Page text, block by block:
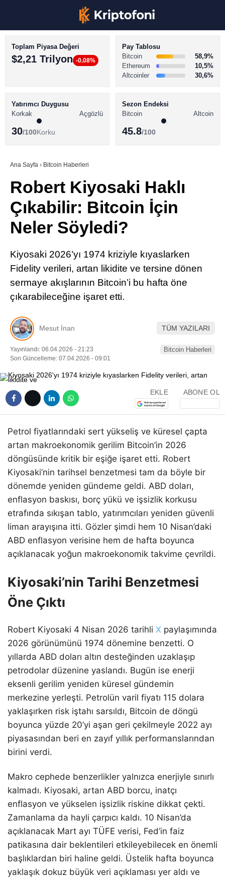
Youtube
TikTok
LinkedIn
BİTCOİN HABERLERİ
ALTCOİN HABERLERİ
SÖZLÜK
Toplam Piyasa Değeri
$2,21 Trilyon -0.08%
Pay Tablosu
Bitcoin
58,9%
Ethereum
10,5%
Altcoinler
30,6%
Yatırımcı Duygusu
Korkak
Açgözlü
30/100Korku
Sezon Endeksi
Bitcoin
Altcoin
45.8/100
Ana Sayfa › Bitcoin Haberleri
Robert Kiyosaki Haklı
Çıkabilir: Bitcoin İçin
Neler Söyledi?
Kiyosaki 2026’yı 1974 kriziyle kıyaslarken
Fidelity verileri, artan likidite ve tersine dönen
sermaye akışlarının Bitcoin’i bu hafta öne
çıkarabileceğine işaret etti.
Mesut İnan TÜM YAZILARI
Yayınlandı: 06.04.2026 - 21:23
Son Güncelleme: 07.04.2026 - 09:01
Bitcoin Haberleri
EKLE ABONE OL
Petrol fiyatlarındaki sert yükseliş ve küresel çapta
artan makroekonomik gerilim Bitcoin’in 2026
döngüsünde kritik bir eşiğe işaret etti. Robert
Kiyosaki’nin tarihsel benzetmesi tam da böyle bir
dönemde yeniden gündeme geldi. ABD doları,
enflasyon baskısı, borç yükü ve işsizlik korkusu
etrafında sıkışan tablo, yatırımcıları yeniden güvenli
liman arayışına itti. Gözler şimdi hem 10 Nisan’daki
ABD enflasyon verisine hem de hafta boyunca
açıklanacak yoğun makroekonomik takvime çevrildi.
Kiyosaki’nin Tarihi Benzetmesi
Öne Çıktı
Robert Kiyosaki 4 Nisan 2026 tarihli X paylaşımında
2026 görünümünü 1974 dönemine benzetti. O
yıllarda ABD doları altın desteğinden uzaklaşıp
petrodolar düzenine yaslandı. Bugün ise enerji
eksenli gerilim yeniden küresel gündemin
merkezine yerleşti. Petrolün varil fiyatı 115 dolara
yaklaşırken risk iştahı sarsıldı, Bitcoin de döngü
boyunca yüzde 20’yi aşan geri çekilmeyle 2022 ayı
piyasasından beri en zayıf yıllık performanslarından
birini verdi.
Makro cephede benzerlikler yalnızca enerjiyle sınırlı
kalmadı. Kiyosaki, artan ABD borcu, inatçı
enflasyon ve yükselen işsizlik riskine dikkat çekti.
Zamanlama da hayli çarpıcı kaldı. 10 Nisan’da
açıklanacak Mart ayı TÜFE verisi, Fed’in faiz
patikasına dair beklentileri etkileyebilecek en önemli
başlıklardan biri haline geldi. Üstelik hafta boyunca
yaklaşık dokuz büyük veri açıklaması yer aldı ve